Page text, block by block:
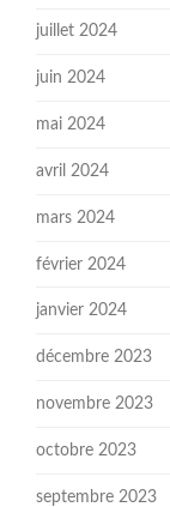
juillet 2024
juin 2024
mai 2024
avril 2024
mars 2024
février 2024
janvier 2024
décembre 2023
novembre 2023
octobre 2023
septembre 2023